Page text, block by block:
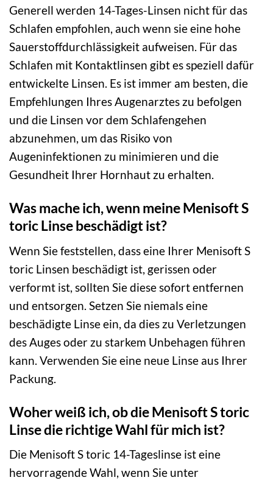
Generell werden 14-Tages-Linsen nicht für das
Schlafen empfohlen, auch wenn sie eine hohe
Sauerstoffdurchlässigkeit aufweisen. Für das
Schlafen mit Kontaktlinsen gibt es speziell dafür
entwickelte Linsen. Es ist immer am besten, die
Empfehlungen Ihres Augenarztes zu befolgen
und die Linsen vor dem Schlafengehen
abzunehmen, um das Risiko von
Augeninfektionen zu minimieren und die
Gesundheit Ihrer Hornhaut zu erhalten.
Was mache ich, wenn meine Menisoft S
toric Linse beschädigt ist?
Wenn Sie feststellen, dass eine Ihrer Menisoft S
toric Linsen beschädigt ist, gerissen oder
verformt ist, sollten Sie diese sofort entfernen
und entsorgen. Setzen Sie niemals eine
beschädigte Linse ein, da dies zu Verletzungen
des Auges oder zu starkem Unbehagen führen
kann. Verwenden Sie eine neue Linse aus Ihrer
Packung.
Woher weiß ich, ob die Menisoft S toric
Linse die richtige Wahl für mich ist?
Die Menisoft S toric 14-Tageslinse ist eine
hervorragende Wahl, wenn Sie unter